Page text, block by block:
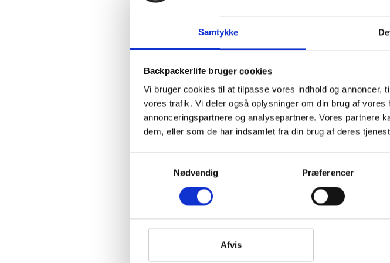
Samtykke
Backpackerlife bruger cookies
Vi bruger cookies til at tilpasse vores indhold og
vores trafik. Vi deler også oplysninger om din brug af
annonceringspartnere og analysepartnere. Vores partnere
dem, eller som de har indsamlet fra din brug af deres
Nødvendig
Præferencer
Afvis
Treklife
side,